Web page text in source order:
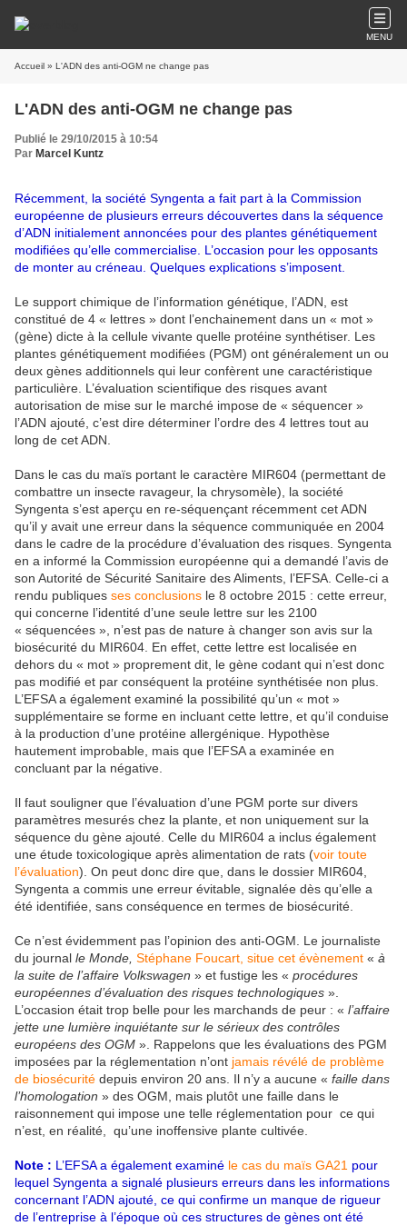
MENU
Accueil » L'ADN des anti-OGM ne change pas
L'ADN des anti-OGM ne change pas
Publié le 29/10/2015 à 10:54
Par Marcel Kuntz
Récemment, la société Syngenta a fait part à la Commission
européenne de plusieurs erreurs découvertes dans la séquence
d’ADN initialement annoncées pour des plantes génétiquement
modifiées qu’elle commercialise. L’occasion pour les opposants
de monter au créneau. Quelques explications s’imposent.
Le support chimique de l’information génétique, l’ADN, est
constitué de 4 « lettres » dont l’enchainement dans un « mot »
(gène) dicte à la cellule vivante quelle protéine synthétiser. Les
plantes génétiquement modifiées (PGM) ont généralement un ou
deux gènes additionnels qui leur confèrent une caractéristique
particulière. L’évaluation scientifique des risques avant
autorisation de mise sur le marché impose de « séquencer »
l’ADN ajouté, c’est dire déterminer l’ordre des 4 lettres tout au
long de cet ADN.
Dans le cas du maïs portant le caractère MIR604 (permettant de
combattre un insecte ravageur, la chrysomèle), la société
Syngenta s’est aperçu en re-séquençant récemment cet ADN
qu’il y avait une erreur dans la séquence communiquée en 2004
dans le cadre de la procédure d’évaluation des risques. Syngenta
en a informé la Commission européenne qui a demandé l’avis de
son Autorité de Sécurité Sanitaire des Aliments, l’EFSA. Celle-ci a
rendu publiques ses conclusions le 8 octobre 2015 : cette erreur,
qui concerne l’identité d’une seule lettre sur les 2100
« séquencées », n’est pas de nature à changer son avis sur la
biosécurité du MIR604. En effet, cette lettre est localisée en
dehors du « mot » proprement dit, le gène codant qui n’est donc
pas modifié et par conséquent la protéine synthétisée non plus.
L’EFSA a également examiné la possibilité qu’un « mot »
supplémentaire se forme en incluant cette lettre, et qu’il conduise
à la production d’une protéine allergénique. Hypothèse
hautement improbable, mais que l’EFSA a examinée en
concluant par la négative.
Il faut souligner que l’évaluation d’une PGM porte sur divers
paramètres mesurés chez la plante, et non uniquement sur la
séquence du gène ajouté. Celle du MIR604 a inclus également
une étude toxicologique après alimentation de rats (voir toute
l’évaluation). On peut donc dire que, dans le dossier MIR604,
Syngenta a commis une erreur évitable, signalée dès qu’elle a
été identifiée, sans conséquence en termes de biosécurité.
Ce n’est évidemment pas l’opinion des anti-OGM. Le journaliste
du journal le Monde, Stéphane Foucart, situe cet évènement « à
la suite de l’affaire Volkswagen » et fustige les « procédures
européennes d’évaluation des risques technologiques ».
L’occasion était trop belle pour les marchands de peur : « l’affaire
jette une lumière inquiétante sur le sérieux des contrôles
européens des OGM ». Rappelons que les évaluations des PGM
imposées par la réglementation n’ont jamais révélé de problème
de biosécurité depuis environ 20 ans. Il n’y a aucune « faille dans
l’homologation » des OGM, mais plutôt une faille dans le
raisonnement qui impose une telle réglementation pour ce qui
n’est, en réalité, qu’une inoffensive plante cultivée.
Note : L’EFSA a également examiné le cas du maïs GA21 pour
lequel Syngenta a signalé plusieurs erreurs dans les informations
concernant l’ADN ajouté, ce qui confirme un manque de rigueur
de l’entreprise à l’époque où ces structures de gènes ont été